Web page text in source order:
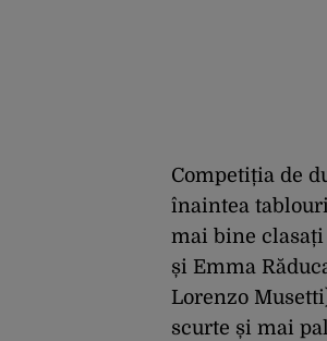
Competiția de
înaintea
mai bine
și Emma
Lorenzo
scurte și mai